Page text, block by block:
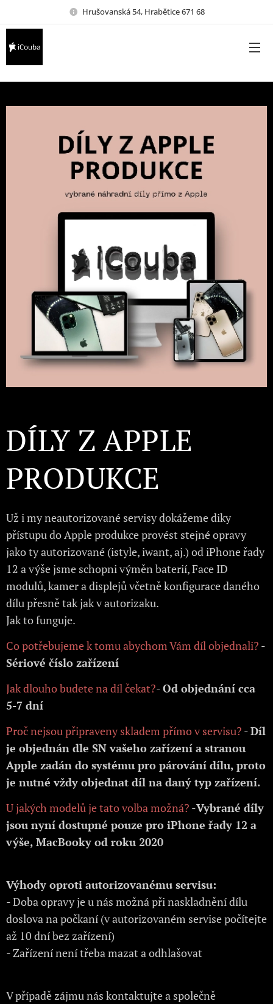
Hrušovanská 54, Hrabětice 671 68
DÍLY Z APPLE
PRODUKCE
Už i my neautorizované servisy dokážeme diky
přístupu do Apple produkce provést stejné opravy
jako ty autorizované (istyle, iwant, aj.) od iPhone řady
12 a výše jsme schopni výměn baterií, Face ID
modulů, kamer a displejů včetně konfigurace daného
dílu přesně tak jak v autorizaku.
Jak to funguje.
Co potřebujeme k tomu abychom Vám díl objednali? -
Sériové číslo zařízení
Jak dlouho budete na díl čekat?-Od objednání cca
5-7 dní
Proč nejsou připraveny skladem přímo v servisu? -Díl
je objednán dle SN vašeho zařízení a stranou
Apple zadán do systému pro párování dílu, proto
je nutné vždy objednat díl na daný typ zařízení.
U jakých modelů je tato volba možná? -Vybrané díly
jsou nyní dostupné pouze pro iPhone řady 12 a
výše, MacBooky od roku 2020
Výhody oproti autorizovanému servisu:
- Doba opravy je u nás možná při naskladnění dílu
doslova na počkaní (v autorizovaném servise počítejte
až 10 dní bez zařízení)
- Zařízení není třeba mazat a odhlašovat
V případě zájmu nás kontaktujte a společně